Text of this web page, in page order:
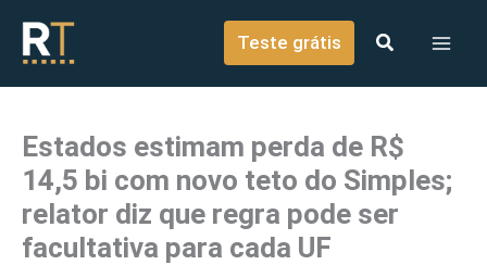
conteúdo
Teste grátis
Estados estimam perda de R$
14,5 bi com novo teto do Simples;
relator diz que regra pode ser
facultativa para cada UF